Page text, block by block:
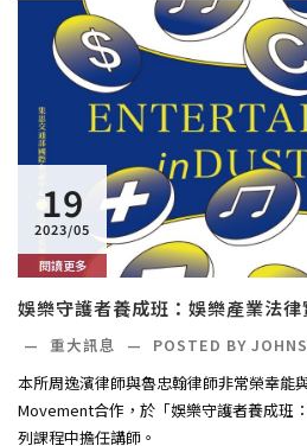
19
2023/05
閱讀更多
娛樂守護者養成班：娛樂產業法
— 重大訊息 —
POSTED BY
本所周逸濱律師與魯忠翰律師非常榮幸能
Movement合作，於「娛樂守護者養成班
列課程中擔任講師。